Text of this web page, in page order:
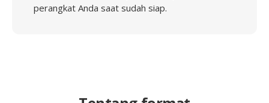
perangkat Anda saat sudah siap.